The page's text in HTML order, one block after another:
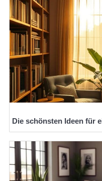
Die schönsten Ideen für